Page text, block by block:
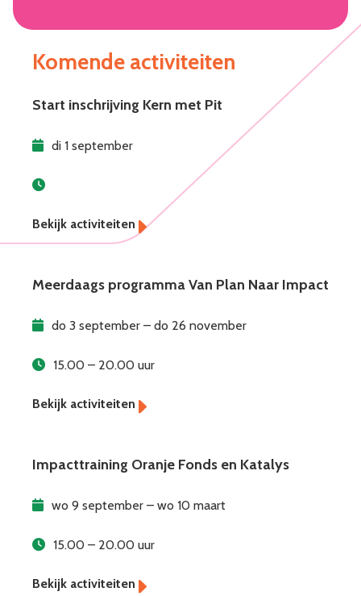
Komende activiteiten
Start inschrijving Kern met Pit
di 1 september
Meerdaags programma Van Plan Naar Impact
do 3 september – do 26 november
15.00 – 20.00 uur
Impacttraining Oranje Fonds en Katalys
wo 9 september – wo 10 maart
15.00 – 20.00 uur